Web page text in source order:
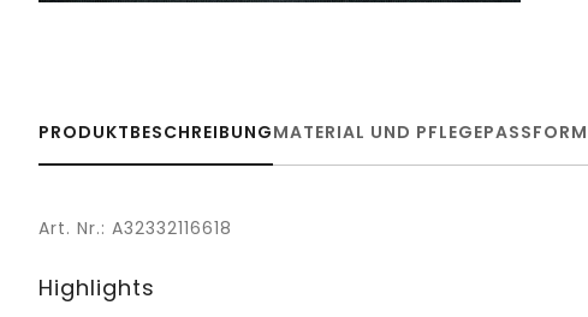
PRODUKTBESCHREIBUNGMATERIAL UND PFLEGEPASSFORM
Art. Nr.: A32332116618
Highlights